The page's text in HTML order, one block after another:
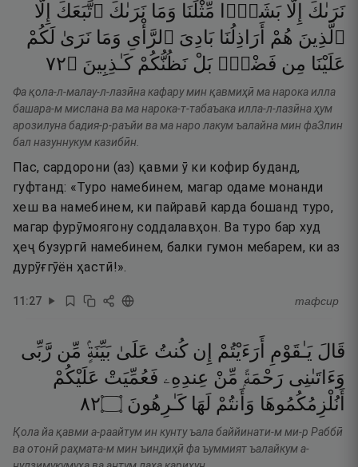
نَرَىٰكَ
إِلَّا بَشَرًۭا مِّثْلَنَا وَمَا نَرَىٰكَ ٱتَّبَعَكَ
إِلَّا
ٱلَّذِينَ هُمْ أَرَاذِلُنَا بَادِىَ ٱلرَّأْىِ وَمَا نَرَىٰ لَكُمْ
عَلَيْنَا مِن فَضْلٍۭ بَلْ نَظُنُّكُمْ كَـٰذِبِينَ ۝٢٧
Фа қола-л-малау-л-лазӣна кафару мин қавмиҳӣ ма нарока илла
башара-м мислана ва ма нарока-т-табаъака илла-л-лазӣна ҳум
арозилуна бадия-р-раъйи ва ма наро лакум ъалайна мин фаЗлин
бал назуннукум казибӣн.
Пас, сардорони (аз) қавми ӯ ки кофир буданд,
гуфтанд: «Туро намебинем, магар одаме монанди
хеш ва намебинем, ки пайравӣ карда бошанд туро,
магар фурӯмоягону соддалавҳон. Ва туро бар худ
ҳеҷ бузургӣ намебинем, балки гумон мебарем, ки аз
дурӯғгӯён ҳастӣ!».
11:27 тафсир
قَالَ يَـٰقَوْمِ أَرَءَيْتُمْ إِن كُنتُ عَلَىٰ بَيِّنَةٍۢ مِّن رَّبِّى
وَءَاتَىٰنِى رَحْمَةًۭ مِّنْ عِندِهِۦ فَعُمِّيَتْ عَلَيْكُمْ
أَنُلْزِمُكُمُوهَا وَأَنتُمْ لَهَا كَـٰرِهُونَ ۝٢٨
Қола йа қавми а-раайтум ин кунту ъала баййинати-м ми-р Раббӣ
ва отонӣ раҳмата-м мин ъиндиҳӣ фа ъуммият ъалайкум а-